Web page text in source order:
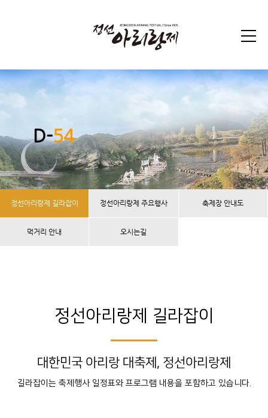
D-54
정선아리랑제 길라잡이 정선아리랑제 주요행사 축제장 안내도
먹거리 안내 오시는길
정선아리랑제 길라잡이
대한민국 아리랑 대축제, 정선아리랑제
길라잡이는 축제행사 일정표와 프로그램 내용을 포함하고 있습니다.